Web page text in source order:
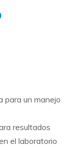
para un manejo
resultados
el laboratorio